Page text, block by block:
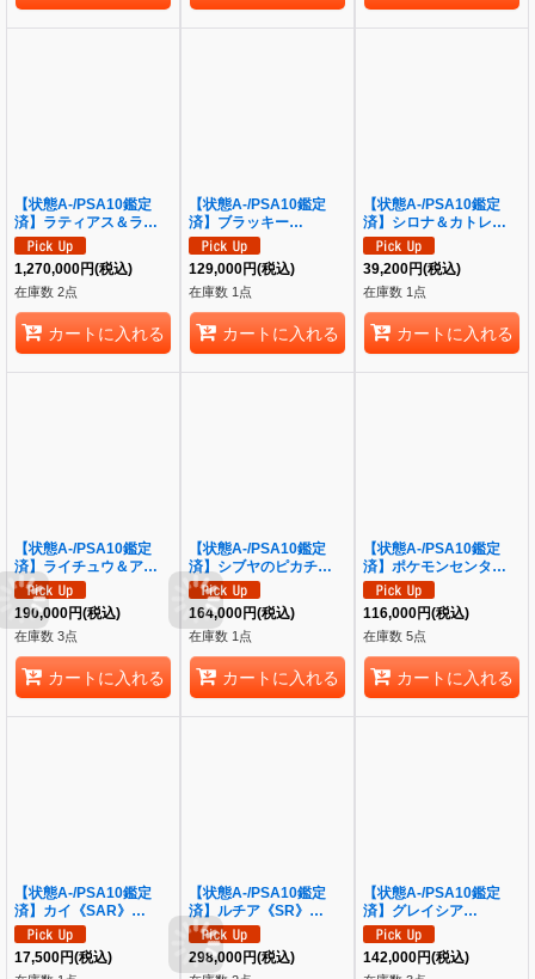
【状態A-/PSA10鑑定
済】ラティアス＆ラティ
オスGX(SA)《SR》
{105/095}[その他]
1,270,000円(税込)
在庫数 2点
カートに入れる
【状態A-/PSA10鑑定
済】ブラッキー
GX《SR》{063/060}[そ
の他]
129,000円(税込)
在庫数 1点
カートに入れる
【状態A-/PSA10鑑定
済】シロナ＆カトレア
《SR》{106/095}[その
他]
39,200円(税込)
在庫数 1点
カートに入れる
【状態A-/PSA10鑑定
済】ライチュウ＆アロー
ラライチュウGX(SA)
《SR》{057/054}[その
他]
190,000円(税込)
在庫数 3点
カートに入れる
【状態A-/PSA10鑑定
済】シブヤのピカチュウ
《P》{002/S-P}[その他]
164,000円(税込)
在庫数 1点
カートに入れる
【状態A-/PSA10鑑定
済】ポケモンセンターの
お姉さん(1ED)《SR》
{086/080}[その他]
116,000円(税込)
在庫数 5点
カートに入れる
【状態A-/PSA10鑑定
済】カイ《SAR》
{236/172}[その他]
17,500円(税込)
【状態A-/PSA10鑑定
済】ルチア《SR》
{104/096}[その他]
298,000円(税込)
【状態A-/PSA10鑑定
済】グレイシア
VMAX(SA)《HR》
{091/069}[その他]
142,000円(税込)